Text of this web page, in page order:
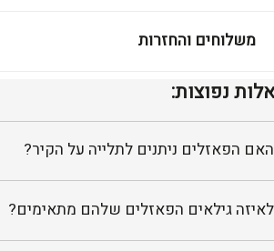
משלוחים והחזרות
נפוצות:
האם הפאזלים ניתנים לתלייה על הקיר?
לאיזה גילאים הפאזלים שלהם מתאימים?